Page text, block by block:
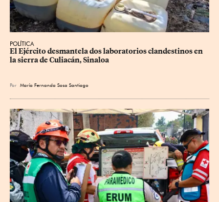
POLÍTICA
El Ejército desmantela dos laboratorios clandestinos en
la sierra de Culiacán, Sinaloa
Por María Fernanda Sosa Santiago